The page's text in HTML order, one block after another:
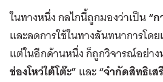
ในทางหนึ่ง กลไกนี้ถูกมองว่าเป็น“
และลดการใช้ในทางสันทนาการโด
แต่ในอีกด้านหนึ่ง ก็ถูกวิจารณ์อย่าง
ช่องโหว่ใต้โต๊ะ”และ“จำกัดสิทธิเ